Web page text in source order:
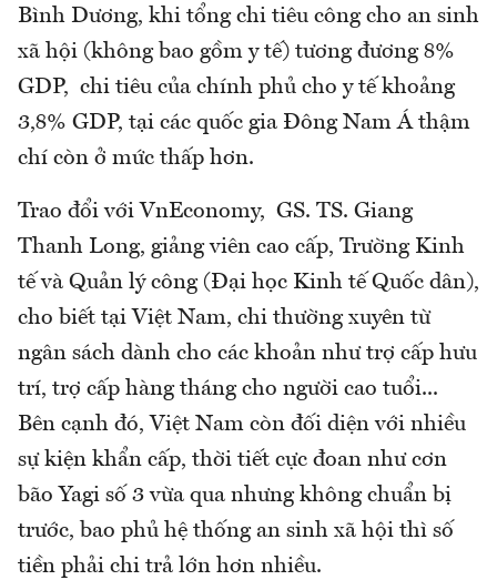
Bình Dương, khi tổng chi tiêu công cho an sinh
xã hội (không bao gồm y tế) tương đương 8%
GDP, chi tiêu của chính phủ cho y tế khoảng
3,8% GDP, tại các quốc gia Đông Nam Á thậm
chí còn ở mức thấp hơn.
Trao đổi với VnEconomy, GS. TS. Giang
Thanh Long, giảng viên cao cấp, Trường Kinh
tế và Quản lý công (Đại học Kinh tế Quốc dân),
cho biết tại Việt Nam, chi thường xuyên từ
ngân sách dành cho các khoản như trợ cấp hưu
trí, trợ cấp hàng tháng cho người cao tuổi...
Bên cạnh đó, Việt Nam còn đối diện với nhiều
sự kiện khẩn cấp, thời tiết cực đoan như cơn
bão Yagi số 3 vừa qua nhưng không chuẩn bị
trước, bao phủ hệ thống an sinh xã hội thì số
tiền phải chi trả lớn hơn nhiều.